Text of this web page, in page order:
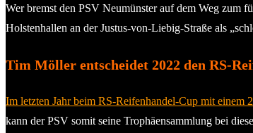
Wer bremst den PSV Neumünster auf dem Weg zum
Holstenhallen an der Justus-von-Liebig-Straße als
Tim Möller entscheidet 2022 den RS-
Im letzten Jahr beim RS-Reifenhandel-Cup mit einem
kann der PSV somit seine Trophäensammlung bei